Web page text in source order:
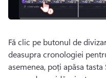
Fă clic pe butonul de
deasupra cronologiei
asemenea, poți apăsa